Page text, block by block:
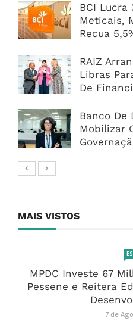
BCI Lucra
Meticais,
Recua
RAIZ
Libras
De
Banco De
Mobilizar
MAIS VISTOS
MPDC Investe 67
Pessene e Reitera
7 de